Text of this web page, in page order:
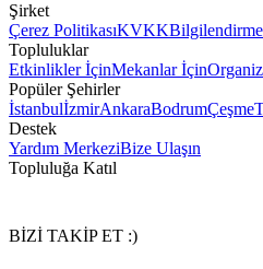
Şirket
Çerez PolitikasıKVKKBilgilendirme
Topluluklar
Etkinlikler İçinMekanlar İçin
Popüler Şehirler
İstanbulİzmirAnkaraBodrumÇeşme
Destek
Yardım MerkeziBize Ulaşın
Topluluğa Katıl
BİZİ TAKİP ET :)